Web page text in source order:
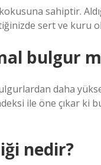
sahiptir.
sert ve kuru
bulgur
daha
ile öne çıkar
nedir?